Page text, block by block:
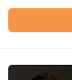
Являюсь мамой